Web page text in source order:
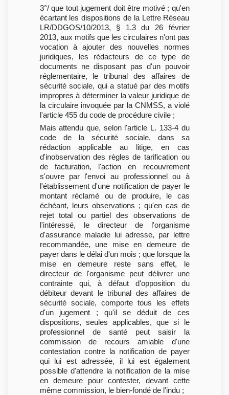
3°/ que tout jugement doit être motivé ; qu'en
écartant les dispositions de la Lettre Réseau
LR/DDGOS/10/2013, § 1.3 du 26 février
2013, aux motifs que les circulaires n'ont pas
vocation à ajouter des nouvelles normes
juridiques, les rédacteurs de ce type de
documents ne disposant pas d'un pouvoir
réglementaire, le tribunal des affaires de
sécurité sociale, qui a statué par des motifs
impropres à déterminer la valeur juridique de
la circulaire invoquée par la CNMSS, a violé
l'article 455 du code de procédure civile ;
Mais attendu que, selon l'article L. 133-4 du
code de la sécurité sociale, dans sa
rédaction applicable au litige, en cas
d'inobservation des règles de tarification ou
de facturation, l'action en recouvrement
s'ouvre par l'envoi au professionnel ou à
l'établissement d'une notification de payer le
montant réclamé ou de produire, le cas
échéant, leurs observations ; qu'en cas de
rejet total ou partiel des observations de
l'intéressé, le directeur de l'organisme
d'assurance maladie lui adresse, par lettre
recommandée, une mise en demeure de
payer dans le délai d'un mois ; que lorsque la
mise en demeure reste sans effet, le
directeur de l'organisme peut délivrer une
contrainte qui, à défaut d'opposition du
débiteur devant le tribunal des affaires de
sécurité sociale, comporte tous les effets
d'un jugement ; qu'il se déduit de ces
dispositions, seules applicables, que si le
professionnel de santé peut saisir la
commission de recours amiable d'une
contestation contre la notification de payer
qui lui est adressée, il lui est également
possible d'attendre la notification de la mise
en demeure pour contester, devant cette
même commission, le bien-fondé de l'indu ;